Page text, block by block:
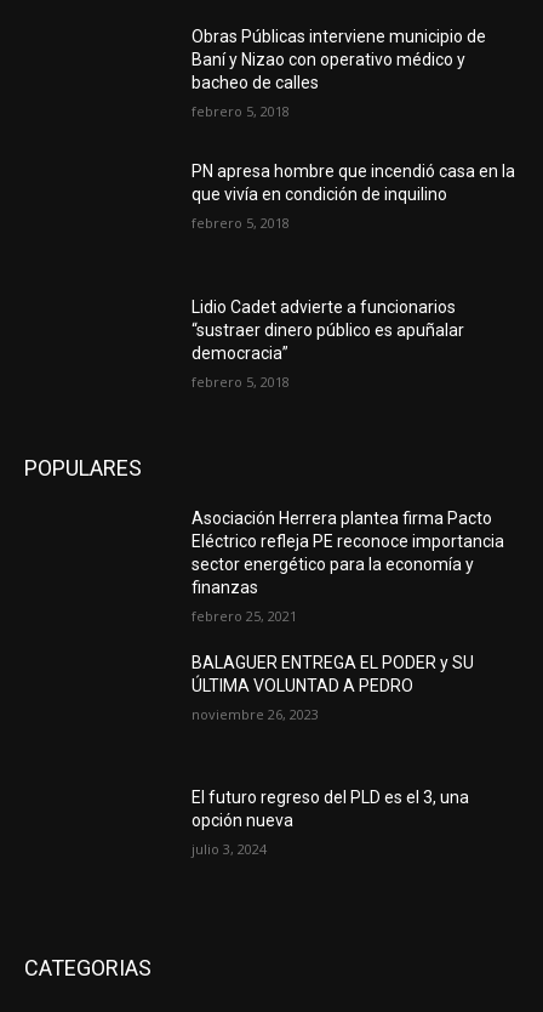
Obras Públicas interviene municipio de
Baní y Nizao con operativo médico y
bacheo de calles
febrero 5, 2018
PN apresa hombre que incendió casa en la
que vivía en condición de inquilino
febrero 5, 2018
Lidio Cadet advierte a funcionarios
“sustraer dinero público es apuñalar
democracia”
febrero 5, 2018
POPULARES
Asociación Herrera plantea firma Pacto
Eléctrico refleja PE reconoce importancia
sector energético para la economía y
finanzas
febrero 25, 2021
BALAGUER ENTREGA EL PODER y SU
ÚLTIMA VOLUNTAD A PEDRO
noviembre 26, 2023
El futuro regreso del PLD es el 3, una
opción nueva
julio 3, 2024
CATEGORIAS